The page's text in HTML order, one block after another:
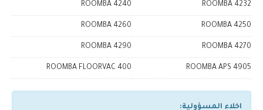
ROOMBA 4232
ROOMBA 4240
ROOMBA 4250
ROOMBA 4260
ROOMBA 4270
ROOMBA 4290
ROOMBA APS 4905
ROOMBA FLOORVAC 400
اخلاء المسؤولية: